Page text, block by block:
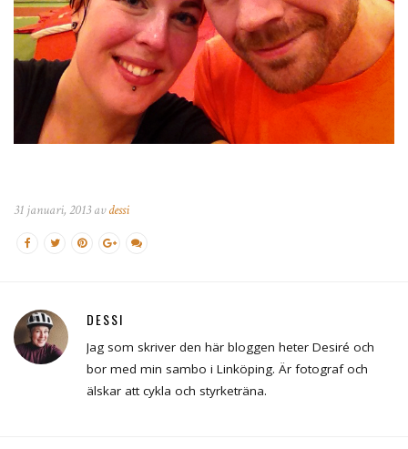
31 januari, 2013 avdessi
DESSI
Jag som skriver den här bloggen heter Desiré och
bor med min sambo i Linköping. Är fotograf och
älskar att cykla och styrketräna.